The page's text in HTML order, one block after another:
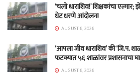
‘चलो धाराशिव!’ शिक्षकांचा
थेट धरणे आंदोलन!
AUGUST 6, 2026
‘आपला जीव धाराशिव’ की ‘जि.प.
फटक्यात ५६ शाळांवर प्रशासनाचा
AUGUST 6, 2026